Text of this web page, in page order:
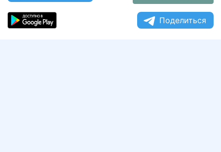
Поделиться